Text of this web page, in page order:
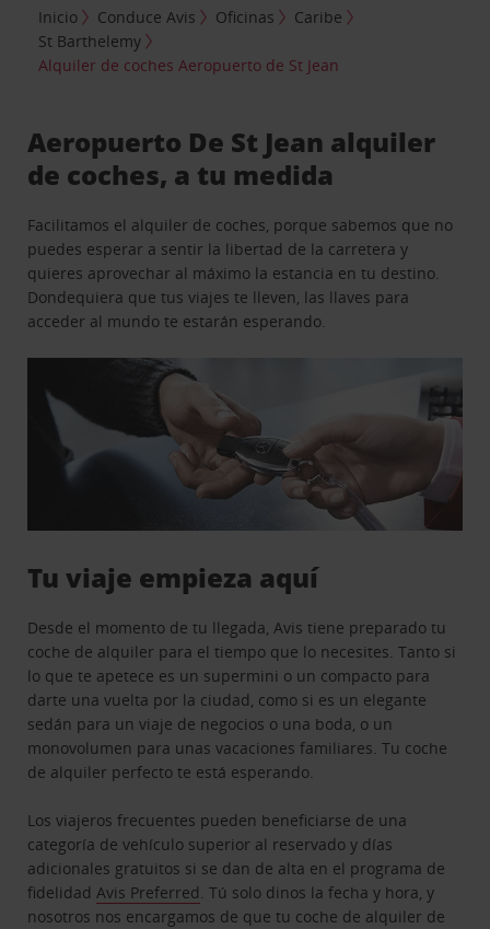
Inicio Conduce Avis Oficinas
Caribe
St Barthelemy
Alquiler de coches Aeropuerto de St Jean
Aeropuerto De St Jean alquiler
de coches, a tu medida
Facilitamos el alquiler de coches, porque sabemos que no
puedes esperar a sentir la libertad de la carretera y
quieres aprovechar al máximo la estancia en tu destino.
Dondequiera que tus viajes te lleven, las llaves para
acceder al mundo te estarán esperando.
Tu viaje empieza aquí
Desde el momento de tu llegada, Avis tiene preparado tu
coche de alquiler para el tiempo que lo necesites. Tanto si
lo que te apetece es un supermini o un compacto para
darte una vuelta por la ciudad, como si es un elegante
sedán para un viaje de negocios o una boda, o un
monovolumen para unas vacaciones familiares. Tu coche
de alquiler perfecto te está esperando.
Los viajeros frecuentes pueden beneficiarse de una
categoría de vehículo superior al reservado y días
adicionales gratuitos si se dan de alta en el programa de
fidelidadAvis Preferred. Tú solo dinos la fecha y hora, y
nosotros nos encargamos de que tu coche de alquiler de